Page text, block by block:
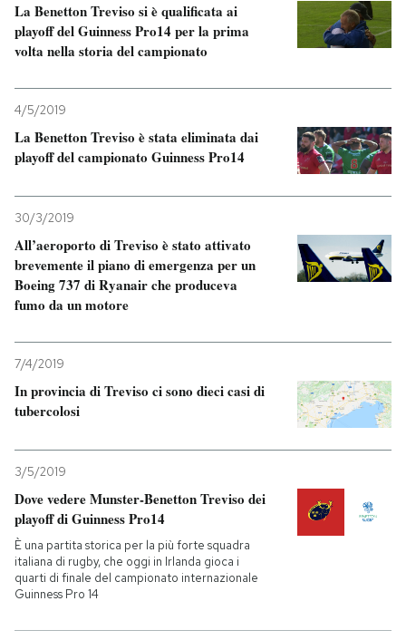
La Benetton Treviso si è qualificata ai
playoff del Guinness Pro14 per la prima
volta nella storia del campionato
4/5/2019
La Benetton Treviso è stata eliminata dai
playoff del campionato Guinness Pro14
30/3/2019
All’aeroporto di Treviso è stato attivato
brevemente il piano di emergenza per un
Boeing 737 di Ryanair che produceva
fumo da un motore
7/4/2019
In provincia di Treviso ci sono dieci casi di
tubercolosi
3/5/2019
Dove vedere Munster-Benetton Treviso dei
playoff di Guinness Pro14
È una partita storica per la più forte squadra
italiana di rugby, che oggi in Irlanda gioca i
quarti di finale del campionato internazionale
Guinness Pro 14